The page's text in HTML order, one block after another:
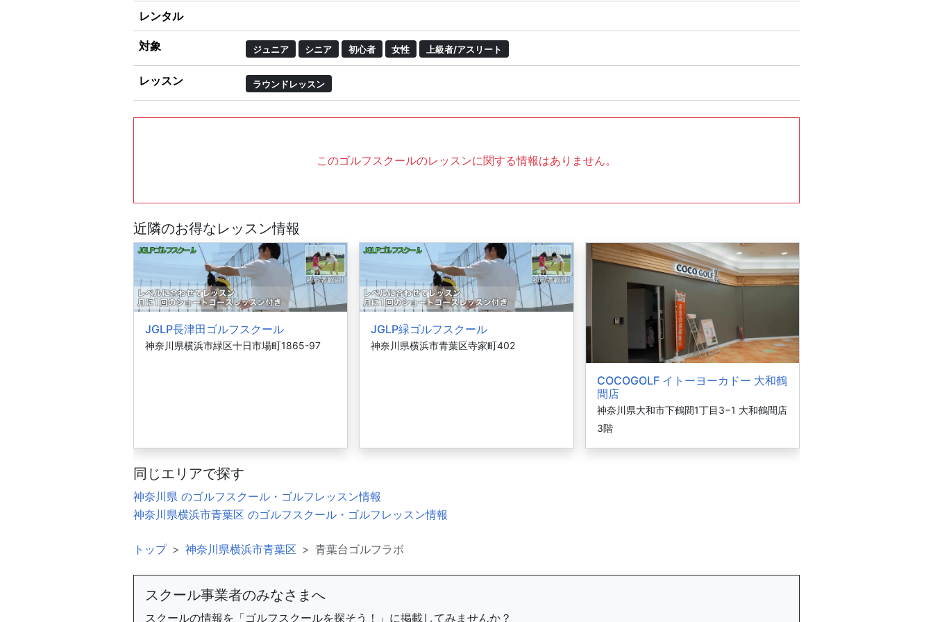
レンタル
対象 ジュニア シニア 初心者 女性 上級者/アスリート
レッスン ラウンドレッスン
このゴルフスクールのレッスンに関する情報はありません。
近隣のお得なレッスン情報
JGLP長津田ゴルフスクール
神奈川県横浜市緑区十日市場町1865-97
JGLP緑ゴルフスクール
神奈川県横浜市青葉区寺家町402
COCOGOLF イトーヨーカドー 大和鶴
間店
神奈川県大和市下鶴間1丁目3−1 大和鶴間店
3階
同じエリアで探す
神奈川県 のゴルフスクール・ゴルフレッスン情報
神奈川県横浜市青葉区 のゴルフスクール・ゴルフレッスン情報
トップ 神奈川県横浜市青葉区 青葉台ゴルフラボ
スクール事業者のみなさまへ
スクールの情報を「ゴルフスクールを探そう！」に掲載してみませんか？